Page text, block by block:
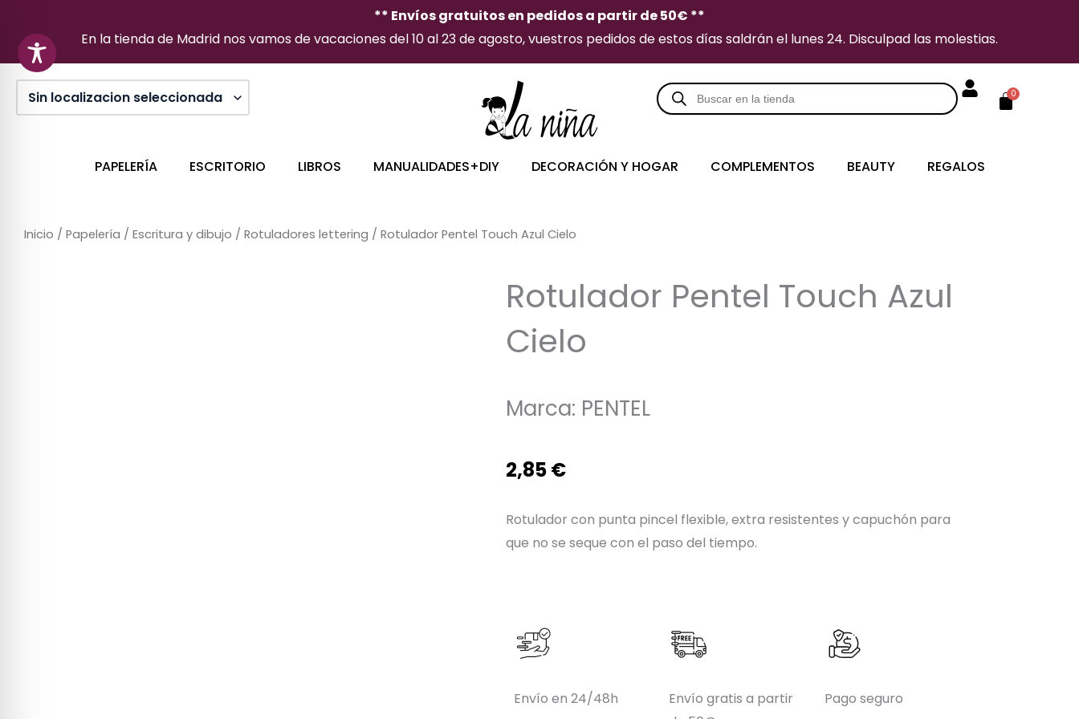
contenido
** Envíos gratuitos en pedidos a partir de 50€ **
En la tienda de Madrid nos vamos de vacaciones del 10 al 23 de agosto, vuestros pedidos de estos días saldrán el lunes 24. Disculpad las molestias.
Búsqueda
de
productos
0
Carrito
PAPELERÍA ESCRITORIO LIBROS MANUALIDADES+DIY DECORACIÓN Y HOGAR COMPLEMENTOS BEAUTY REGALOS
Inicio / Papelería / Escritura y dibujo / Rotuladores lettering / Rotulador Pentel Touch Azul Cielo
Rotulador Pentel Touch Azul
Cielo
Marca: PENTEL
2,85€
Rotulador con punta pincel flexible, extra resistentes y capuchón para
que no se seque con el paso del tiempo.
Envío en 24/48h
Envío gratis a partir
Pago seguro